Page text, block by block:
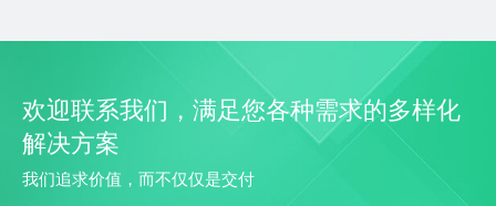
欢迎联系我们，满足您各种需求的多样化
解决方案
我们追求价值，而不仅仅是交付